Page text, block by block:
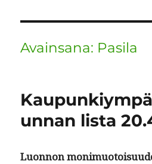
Avainsana: Pasila
unnan lista
Luon­non